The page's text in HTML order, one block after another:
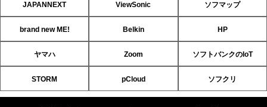
JAPANNEXT ViewSonic ソフマップ
brand new ME! Belkin HP
ヤマハ Zoom ソフトバンクのIoT
STORM pCloud ソフクリ